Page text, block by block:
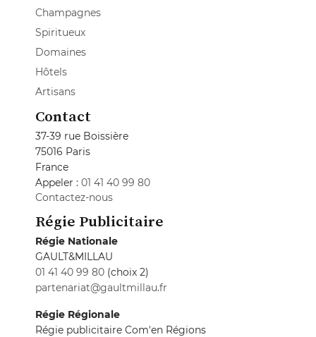
Champagnes
Spiritueux
Domaines
Hôtels
Artisans
Contact
37-39 rue Boissière
75016 Paris
France
Appeler : 01 41 40 99 80
Contactez-nous
Régie Publicitaire
Régie Nationale
GAULT&MILLAU
01 41 40 99 80 (choix 2)
partenariat@gaultmillau.fr
Régie Régionale
Régie publicitaire Com'en Régions